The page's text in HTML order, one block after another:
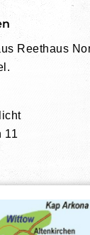
Reethaus
11